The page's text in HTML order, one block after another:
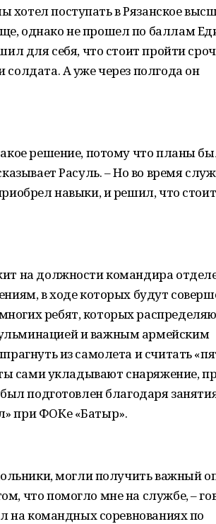
поступать в Рязанское
однако не прошел по баллам
для себя, что стоит пройти
А уже через полгода он
решение, потому что планы
Расуль. – Но во время
навыки, и решил, что стоит
на должности командира
в ходе которых будут
ребят, которых
и важным армейским
из самолета и считать
сами укладывают снаряжение,
подготовлен благодаря
при ФОКе «Батыр».
могли получить важный
что помогло мне на службе, –
на командных соревнованиях по